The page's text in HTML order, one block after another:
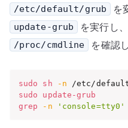
/etc/default/grub を
update-grub を実行し
/proc/cmdline を確認
sudo sh -n
sudo
update-grub
grep
-n 'console=tty0'